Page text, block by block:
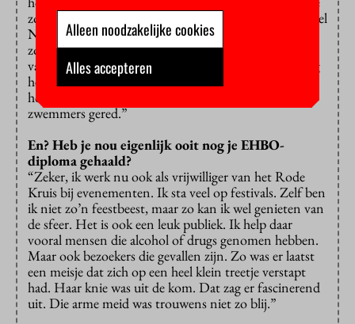
zomer ga ik naar Renesse. Daar komen mensen uit heel
Nederland om diensten te draaien. Er zitten niet
zoveel Zeeuwen bij de reddingsbrigade en in de grote
vakantie hebben ze daar hard mensen nodig. Gelukkig
heb ik nog nooit bewusteloze mensen uit het water
hoeven halen. Ik heb alleen wat oververmoeide
zwemmers gered.”
En? Heb je nou eigenlijk ooit nog je EHBO-
diploma gehaald?
“Zeker, ik werk nu ook als vrijwilliger van het Rode
Kruis bij evenementen. Ik sta veel op festivals. Zelf ben
ik niet zo’n feestbeest, maar zo kan ik wel genieten van
de sfeer. Het is ook een leuk publiek. Ik help daar
vooral mensen die alcohol of drugs genomen hebben.
Maar ook bezoekers die gevallen zijn. Zo was er laatst
een meisje dat zich op een heel klein treetje verstapt
had. Haar knie was uit de kom. Dat zag er fascinerend
uit. Die arme meid was trouwens niet zo blij.”
Alleen noodzakelijke cookies
Alles accepteren